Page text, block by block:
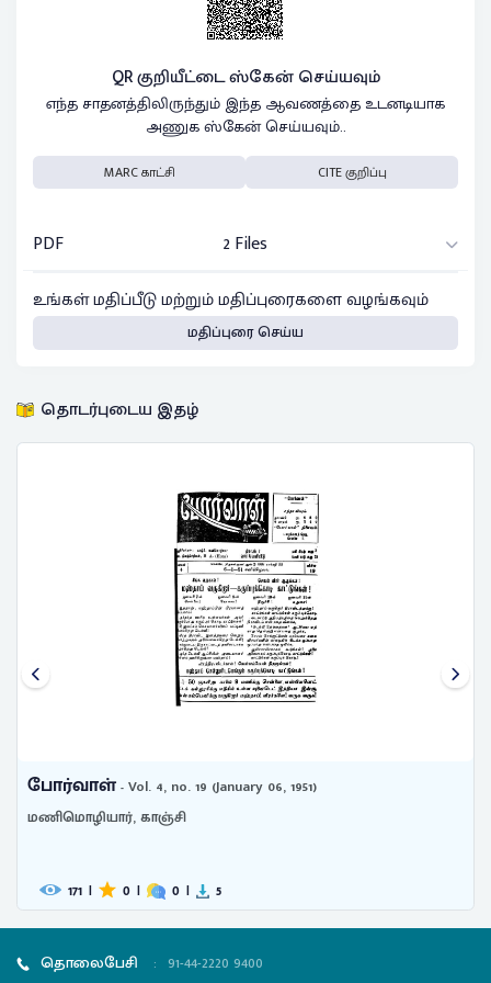
QR குறியீட்டை ஸ்கேன் செய்யவும்
எந்த சாதனத்திலிருந்தும் இந்த ஆவணத்தை உடனடியாக
அணுக ஸ்கேன் செய்யவும்..
MARC காட்சி CITE குறிப்பு
PDF
2 Files
உங்கள் மதிப்பீடு மற்றும் மதிப்புரைகளை வழங்கவும்
மதிப்புரை செய்ய
தொடர்புடைய இதழ்
போர்வாள்- Vol. 4, no. 19 (January 06, 1951)
மணிமொழியார், காஞ்சி
171 | 0 | 0 | 5
தொலைபேசி : 91-44-2220 9400